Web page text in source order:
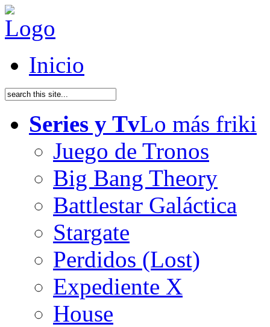
Inicio
Series y TvLo más friki
Juego de Tronos
Big Bang Theory
Battlestar Galáctica
Stargate
Perdidos (Lost)
Expediente X
House